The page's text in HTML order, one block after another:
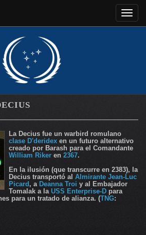
La Decius fue un warbird romulano
clase D'deridex en un futuro alternativo
creado por Barash para el Comandante
William Riker en 2367.
En la ilusión (que transcurre en 2383), la
Decius transportó al Almirante Jean-Luc
Picard , a Deanna Troi y al Embajador
Tomalak a la USS Enterprise-D para
para un tratado de alianza. (TNG: